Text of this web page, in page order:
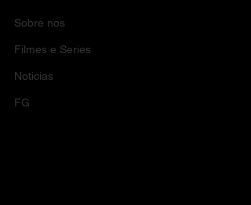
Sobre nos
Filmes e Series
Noticias
FG